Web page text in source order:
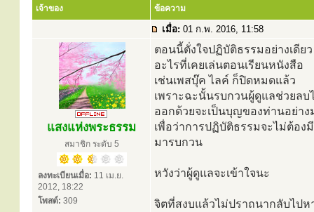
เจ้าของ ข้อความ
เมื่อ: 01 ก.พ. 2016, 11:58
แสงแห่งพระธรรม
สมาชิก ระดับ 5
ลงทะเบียนเมื่อ: 11 เม.ย.
2012, 18:22
โพสต์: 309
ตอนนี้ตั่งใจปฏิบัติธรรมอย่างเดียว
อะไรที่เคยเล่นตอนเรียนหนังสือ
เช่นเพสบุ๊ค ไลค์ ก็ปิดหมดแล้ว
เพราะฉะนั้นรบกวนผู้ดูแลช่วยลบ
ออกด้วยจะเป็นบุญของท่านอย่าง
เพื่อว่าการปฏิบัติธรรมจะไม่ต้อง
มารบกวน
หวังว่าผู้ดูแลจะเข้าใจนะ
จิตที่สงบแล้วไม่ปราถนากลับไป